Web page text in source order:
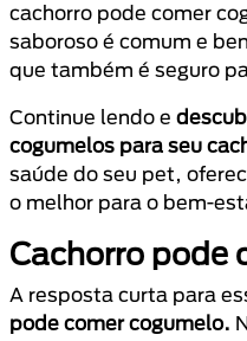
cachorro pode comer
saboroso é comum e
que também é seguro
Continue lendo e
cogumelos para seu
saúde do seu pet,
o melhor para o bem-
Cachorro pode
A resposta curta para
pode comer cogumelo.